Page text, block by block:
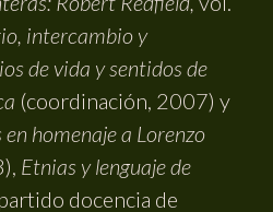
intercambio y
de vida y sentidos de
(coordinación, 2007) y
homenaje a Lorenzo
Etnias y lenguaje de
docencia de